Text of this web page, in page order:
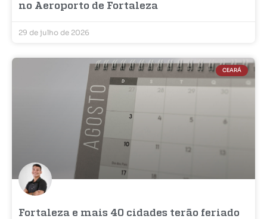
no Aeroporto de Fortaleza
29 de julho de 2026
CEARÁ
Fortaleza e mais 40 cidades terão feriado